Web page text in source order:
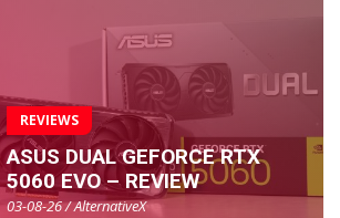
REVIEWS
ASUS DUAL GEFORCE RTX
5060 EVO – REVIEW
03-08-26 / AlternativeX